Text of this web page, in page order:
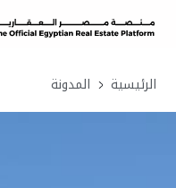
الرئيسية المدونة